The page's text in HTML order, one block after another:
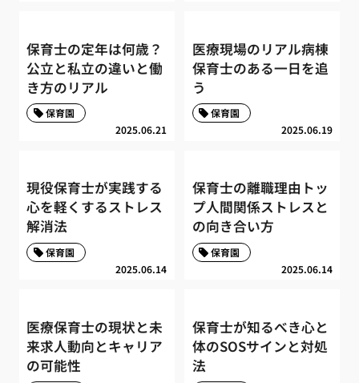
保育士の定年は何歳？
公立と私立の違いと働
き方のリアル
2025.06.21
保育園
医療現場のリアル病棟
保育士のある一日を追
う
2025.06.19
保育園
現役保育士が実践する
心を軽くするストレス
解消法
2025.06.14
保育園
保育士の離職理由トッ
プ人間関係ストレスと
の向き合い方
2025.06.14
保育園
医療保育士の現状と未
来求人動向とキャリア
の可能性
保育士が知るべき心と
体のSOSサインと対処
法